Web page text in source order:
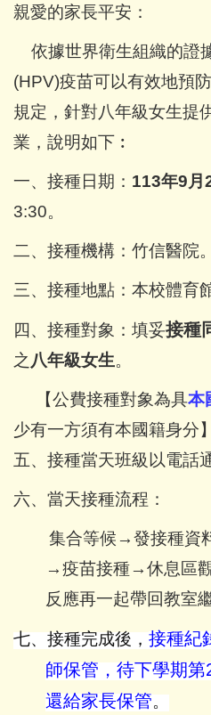
親愛的家長平安：
依據世界衛生組織的證
(HPV)疫苗可以有效地預
規定，針對八年級女生提
業，說明如下︰
一、接種日期： 113年9月
3:30。
二、接種機構：竹信醫院。
三、接種地點：本校體育館
四、接種對象：填妥接種
之 八年級女生。
【公費接種對象為具本
少有一方須有本國籍身分】
五、接種當天班級以電話
六、當天接種流程：
集合等候→發接種
→疫苗接種→休息區
反應再一起帶回教室
七、接種完成後， 接種紀
師保管，待下學期
還給家長保管。